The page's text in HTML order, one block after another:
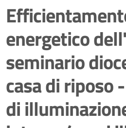
energetico
seminario
casa di riposo
di